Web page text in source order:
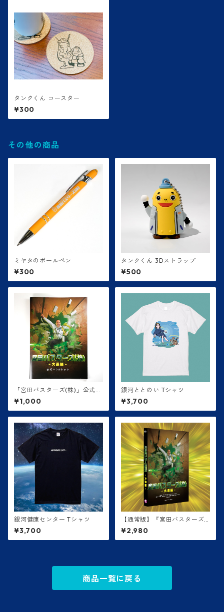
タンクくん コースター
¥300
その他の商品
ミヤタのボールペン
¥300
タンクくん 3Dストラップ
¥500
「宮田バスターズ(株)」公式パ
ンフレット
¥1,000
銀河ととのい Tシャツ
¥3,700
銀河健康センター Tシャツ
¥3,700
【通常版】『宮田バスターズ
(株)-大長編-』DVD
¥2,980
商品一覧に戻る